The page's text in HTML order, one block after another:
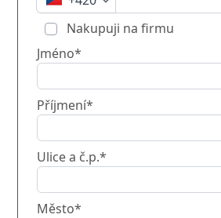
Nakupuji na firmu
Jméno*
Příjmení*
Ulice a č.p.*
Město*